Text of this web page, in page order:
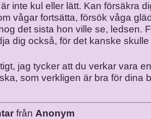
inte kul eller lätt. Kan försäkra
vågar fortsätta, försök våga
det sista hon ville se, ledsen.
dig också, för det kanske
jag tycker att du verkar vara
som verkligen är bra för dina
från Anonym